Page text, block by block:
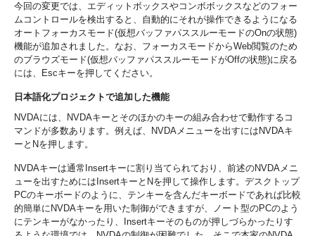
今回の変更では、エディットボックスやコンボボックスなどのフォー
ムコントロールを検出すると、自動的にそれが操作できるようになる
オートフォーカスモード(仮想バッファパススルーモードのOnの状態)
機能が追加されました。なお、フォーカスモードからWeb閲覧のため
のブラウズモード(仮想バッファパススルーモードがOffの状態)に戻る
には、Escキーを押してください。
日本語化プロジェクトで追加した機能
NVDAには、NVDAキーとそのほかのキーの組み合わせで動作するコ
マンドが多数あります。例えば、NVDAメニューを出すにはNVDAキ
ーとNを押します。
NVDAキーは通常Insertキーに割り当てられており、前述のNVDAメニ
ューを出すためにはInsertキーとNを押して操作します。デスクトップ
PCのキーボードのように、テンキーを含んだキーボードであれば比較
的簡単にNVDAキーを用いた制御ができますが、ノート型のPCのよう
にテンキーがなかったり、Insertキーそのものが押しづらかったりす